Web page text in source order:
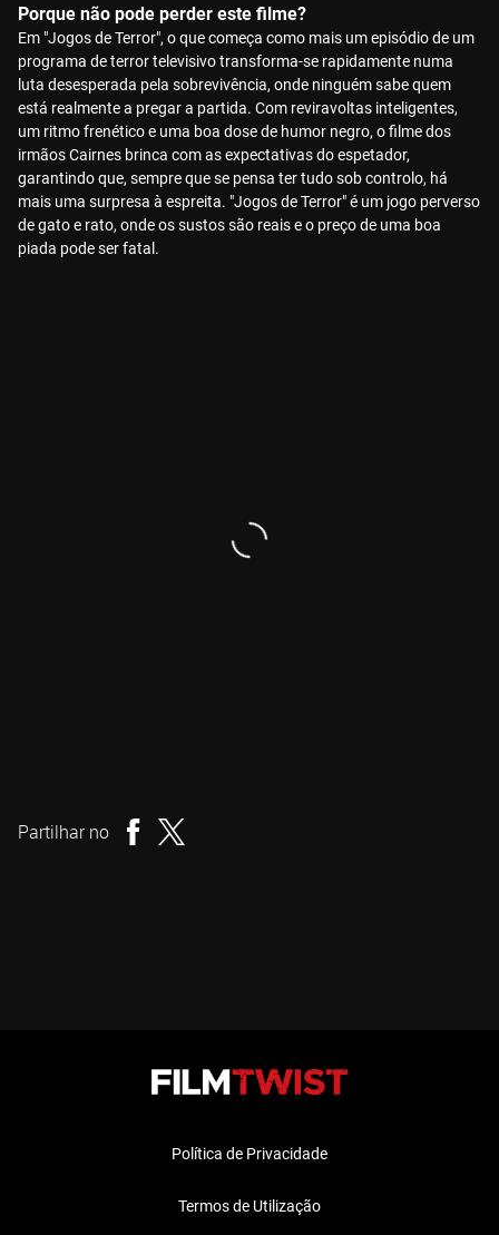
Porque não pode perder este filme?
Em "Jogos de Terror", o que começa como mais um episódio de um
programa de terror televisivo transforma-se rapidamente numa
luta desesperada pela sobrevivência, onde ninguém sabe quem
está realmente a pregar a partida. Com reviravoltas inteligentes,
um ritmo frenético e uma boa dose de humor negro, o filme dos
irmãos Cairnes brinca com as expectativas do espetador,
garantindo que, sempre que se pensa ter tudo sob controlo, há
mais uma surpresa à espreita. "Jogos de Terror" é um jogo perverso
de gato e rato, onde os sustos são reais e o preço de uma boa
piada pode ser fatal.
Partilhar no
Política de Privacidade
Termos de Utilização